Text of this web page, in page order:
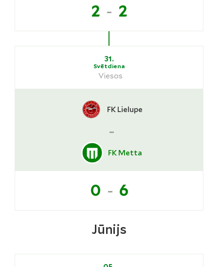
2 - 2
31.
Svētdiena
Viesos
FK Lielupe
-
FK Metta
0 - 6
Jūnijs